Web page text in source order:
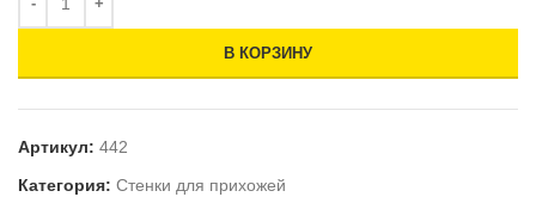
В КОРЗИНУ
Артикул: 442
Категория: Стенки для прихожей